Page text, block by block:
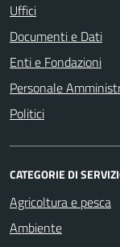
Uffici
Documenti e Dati
Enti e Fondazioni
Personale
Politici
CATEGORIE DI
Agricoltura e pesca
Ambiente